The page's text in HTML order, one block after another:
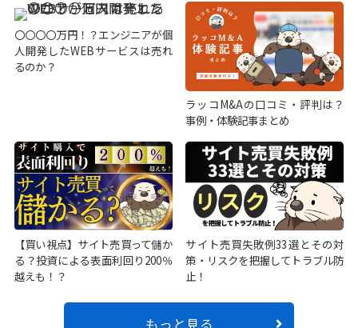
〇〇〇〇万円！？エンジニアが個
人開発したWEBサービスは売れ
るのか？
ラッコM&Aの口コミ・評判は？
事例・体験記事まとめ
【買い視点】サイト売買って儲か
る？投資による表面利回り200％
越えも！？
サイト売買失敗例33選とその対
策・リスクを把握してトラブル防
止！
もっと見る